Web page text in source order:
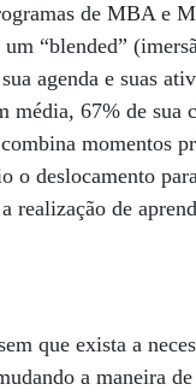
de MBA e
“blended”
agenda e suas
67% de sua
momentos
o deslocamento
de
que exista a
a maneira